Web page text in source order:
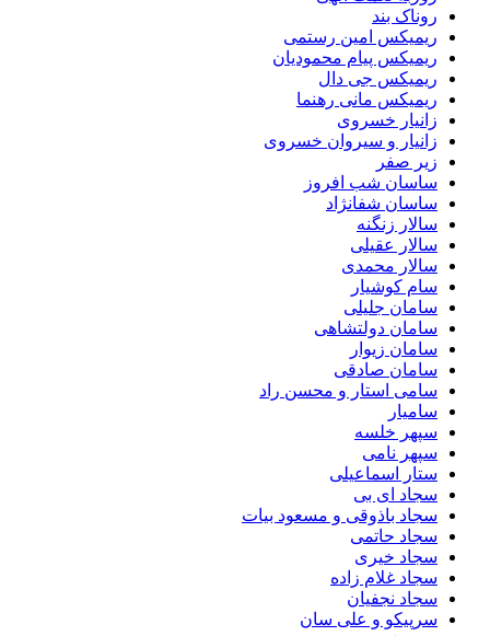
روناک بند
ریمیکس امین رستمی
ریمیکس پیام محمودیان
ریمیکس جی دال
ریمیکس مانی رهنما
زانیار خسروی
زانیار و سیروان خسروی
زیر صفر
ساسان شب افروز
ساسان شفانژاد
سالار زنگنه
سالار عقیلی
سالار محمدی
سام کوشیار
سامان جلیلی
سامان دولتشاهی
سامان زیوار
سامان صادقی
سامی استار و محسن راد
سامیار
سپهر خلسه
سپهر نامی
ستار اسماعیلی
سجاد ای بی
سجاد باذوقی و مسعود بیات
سجاد حاتمی
سجاد خیری
سجاد غلام زاده
سجاد نجفیان
سرپیکو و علی سان